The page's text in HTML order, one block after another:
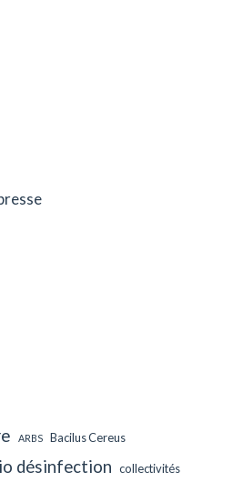
ARBS Bacilus Cereus
désinfection collectivités